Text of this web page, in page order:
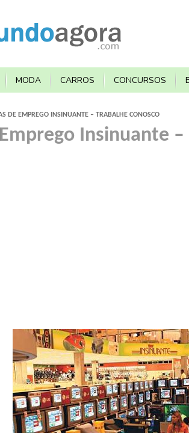
MODA CARROS CONCURSOS
DE EMPREGO INSINUANTE – TRABALHE CONOSCO
Insinuante